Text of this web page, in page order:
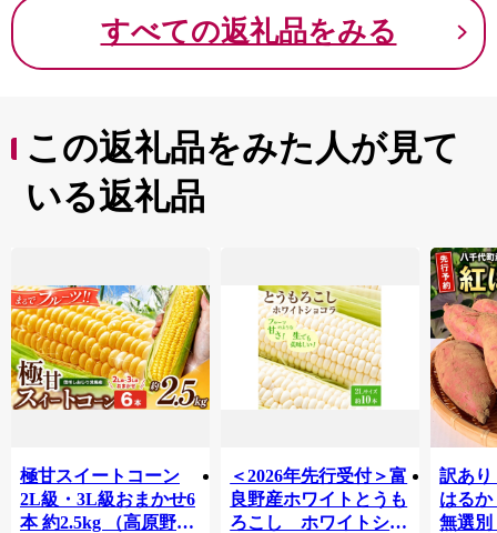
すべての返礼品をみる
この返礼品をみた人が見て
いる返礼品
極甘スイートコーン
2L級・3L級おまかせ6
本 約2.5kg （高原野菜
＜2026年先行受付＞富
良野産ホワイトとうも
ろこし ホワイトショ
訳あり
はるか
無選別